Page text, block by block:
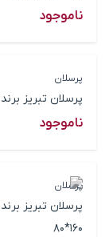
ناموجود
پرسلان
پرسلان تبریز برند
ناموجود
پرسلان
پرسلان تبریز
160*80